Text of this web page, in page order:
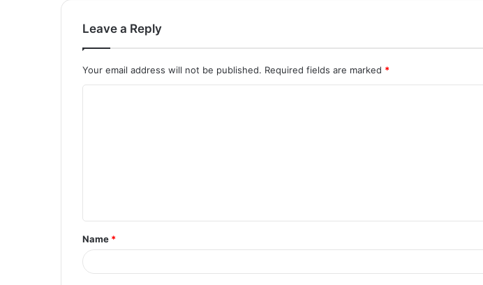
Leave a Reply
Your email address will not be published. Required fields are marked *
t
*
Name *